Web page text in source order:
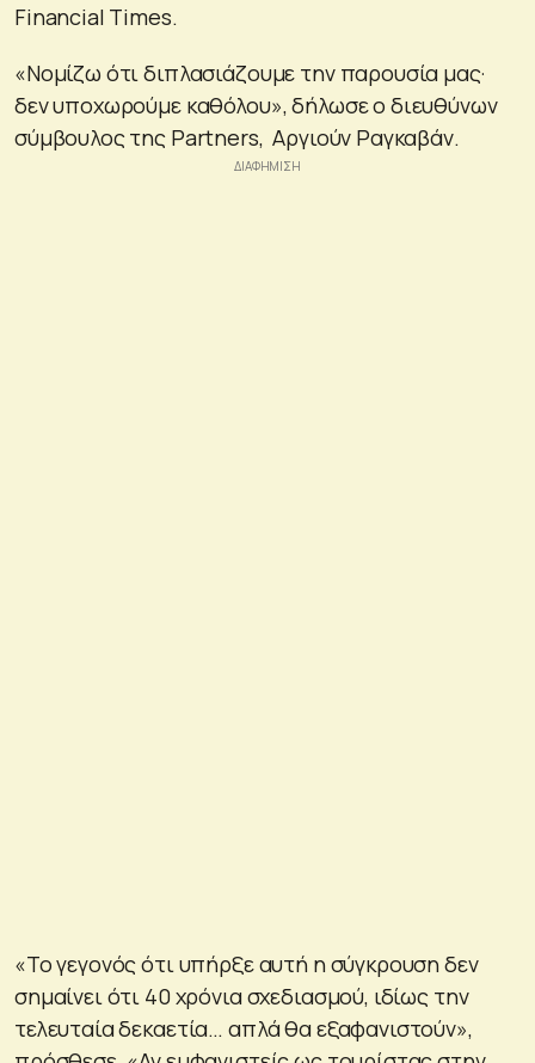
Financial Times.
«Νομίζω ότι διπλασιάζουμε την παρουσία μας·
δεν υποχωρούμε καθόλου», δήλωσε ο διευθύνων
σύμβουλος της Partners, Αργιούν Ραγκαβάν.
«Το γεγονός ότι υπήρξε αυτή η σύγκρουση δεν
σημαίνει ότι 40 χρόνια σχεδιασμού, ιδίως την
τελευταία δεκαετία… απλά θα εξαφανιστούν»,